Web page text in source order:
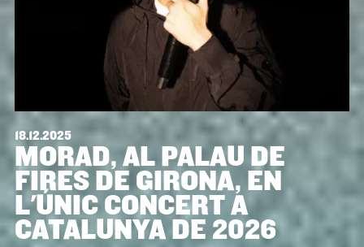
18.12.2025
MORAD, AL PALAU DE
FIRES DE GIRONA, EN
L'ÚNIC CONCERT A
CATALUNYA DE 2026